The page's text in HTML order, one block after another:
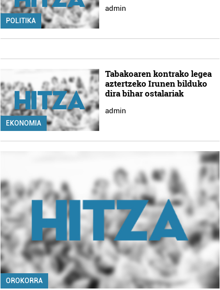
POLITIKA
admin
EKONOMIA
Tabakoaren kontrako legea
aztertzeko Irunen bilduko
dira bihar ostalariak
admin
OROKORRA